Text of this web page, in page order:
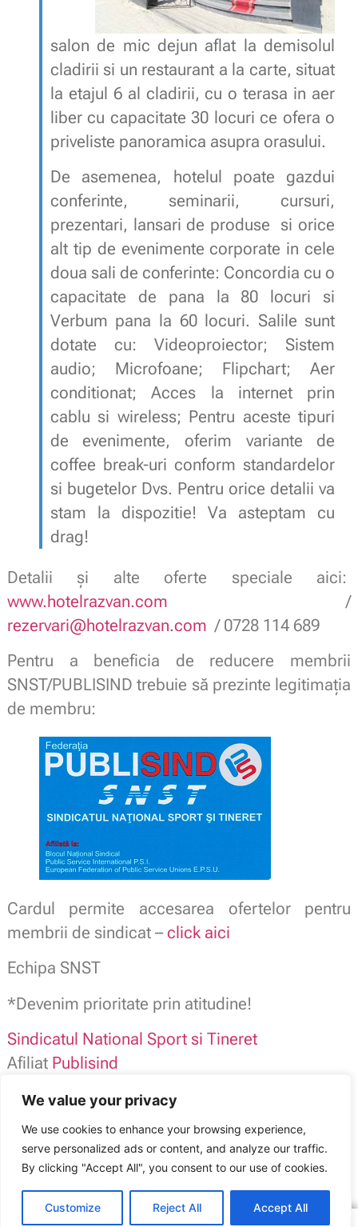
We value your privacy
We use cookies to enhance your browsing experience,
serve personalized ads or content, and analyze our traffic.
By clicking "Accept All", you consent to our use of cookies.
Customize Reject All Accept All
salon de mic dejun aflat la demisolul
cladirii si un restaurant a la carte, situat
la etajul 6 al cladirii, cu o terasa in aer
liber cu capacitate 30 locuri ce ofera o
priveliste panoramica asupra orasului.
De asemenea, hotelul poate gazdui
conferinte, seminarii, cursuri,
prezentari, lansari de produse si orice
alt tip de evenimente corporate in cele
doua sali de conferinte: Concordia cu o
capacitate de pana la 80 locuri si
Verbum pana la 60 locuri. Salile sunt
dotate cu: Videoproiector; Sistem
audio; Microfoane; Flipchart; Aer
conditionat; Acces la internet prin
cablu si wireless; Pentru aceste tipuri
de evenimente, oferim variante de
coffee break-uri conform standardelor
si bugetelor Dvs. Pentru orice detalii va
stam la dispozitie! Va asteptam cu
drag!
Detalii și alte oferte speciale aici:
www.hotelrazvan.com /
rezervari@hotelrazvan.com / 0728 114 689
Pentru a beneficia de reducere membrii
SNST/PUBLISIND trebuie să prezinte legitimaţia
de membru:
Cardul permite accesarea ofertelor pentru
membrii de sindicat –click aici
Echipa SNST
*Devenim prioritate prin atitudine!
Sindicatul National Sport si Tineret
Afiliat Publisind
Adeziune online:http://s9.ro/185r
Sindicatul Național Sport și Tineret: Cazare în București. Ofertă pentru
membrii SNST
ARTICOLUL ANTERIOR
Compensarea cheltuielilor în telemuncă
Copyright © 2016 – 2026 SNST